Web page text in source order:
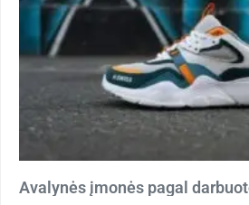
Avalynės įmonės pagal